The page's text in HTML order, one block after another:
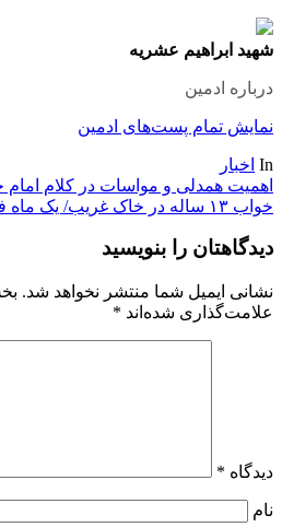
شهید ابراهیم عشریه
درباره ادمین
نمایش تمام پست‌های ادمین
In اخبار
راهبری
نوشته
اهمیت همدلی و مواسات در کلام
خواب ۱۳ ساله در خاک غریب/ یک ماه فقط شکلات خوردیم!
دیدگاهتان را بنویسید
نشانی ایمیل شما منتشر نخواهد شد.
علامت‌گذاری شده‌اند *
دیدگاه *
نام